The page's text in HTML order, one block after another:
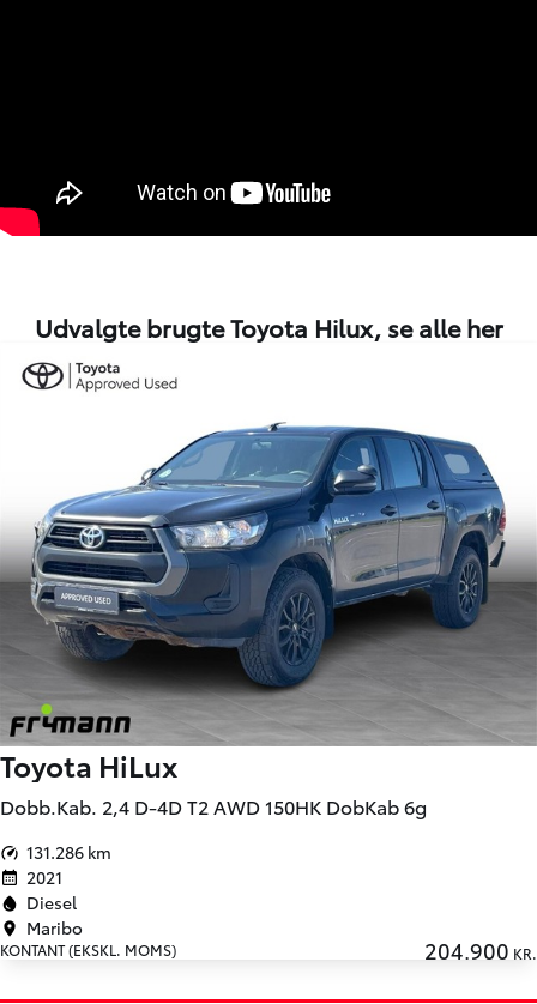
Udvalgte brugte Toyota Hilux,se alle her
Toyota HiLux
Dobb.Kab. 2,4 D-4D T2 AWD 150HK DobKab 6g
131.286 km
2021
Diesel
Maribo
KONTANT (EKSKL. MOMS) 204.900 KR.